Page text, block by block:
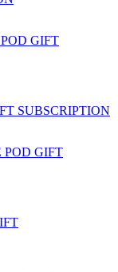
SUBSCRIPTION